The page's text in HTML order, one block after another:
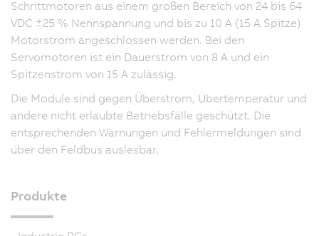
Schrittmotoren aus einem großen Bereich von 24 bis 64
VDC ±25 % Nennspannung und bis zu 10 A (15 A Spitze)
Motorstrom angeschlossen werden. Bei den
Servomotoren ist ein Dauerstrom von 8 A und ein
Spitzenstrom von 15 A zulässig.
Die Module sind gegen Überstrom, Übertemperatur und
andere nicht erlaubte Betriebsfälle geschützt. Die
entsprechenden Warnungen und Fehlermeldungen sind
über den Feldbus auslesbar.
Produkte